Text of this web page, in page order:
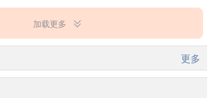
加载更多
更多